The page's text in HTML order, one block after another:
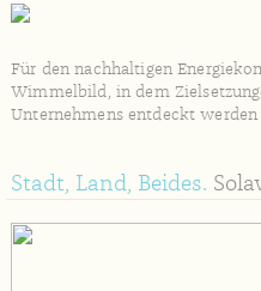
Für den nachhaltigen
Wimmelbild, in dem
Unternehmens entdeckt werden
Stadt, Land, Beides.
Bücher &